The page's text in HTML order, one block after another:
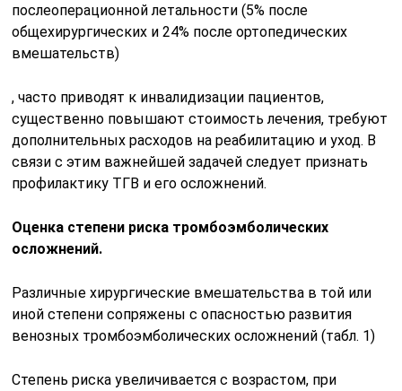
послеоперационной летальности (5% после
общехирургических и 24% после ортопедических
вмешательств)
, часто приводят к инвалидизации пациентов,
существенно повышают стоимость лечения, требуют
дополнительных расходов на реабилитацию и уход. В
связи с этим важнейшей задачей следует признать
профилактику ТГВ и его осложнений.
Оценка степени риска тромбоэмболических
осложнений.
Различные хирургические вмешательства в той или
иной степени сопряжены с опасностью развития
венозных тромбоэмболических осложнений (табл. 1)
Степень риска увеличивается с возрастом, при